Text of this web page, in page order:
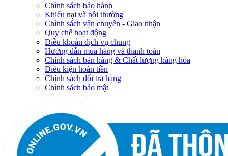
Chính sách bảo hành
Khiếu nại và bồi thường
Chính sách vận chuyển - Giao nhận
Quy chế hoạt động
Điều khoản dịch vụ chung
Hướng dẫn mua hàng và thanh toán
Chính sách bán hàng & Chất lượng hàng hóa
Điều kiện hoàn tiền
Chính sách đổi trả hàng
Chính sách bảo mật